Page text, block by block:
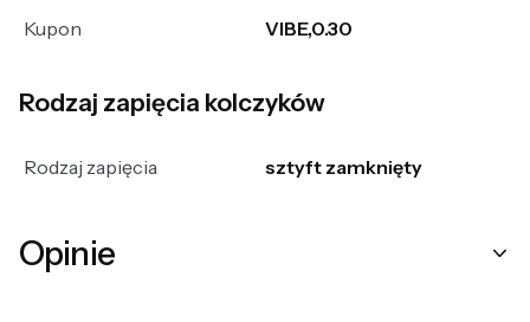
Kupon VIBE,0.30
Rodzaj zapięcia kolczyków
Rodzaj zapięcia sztyft zamknięty
Opinie